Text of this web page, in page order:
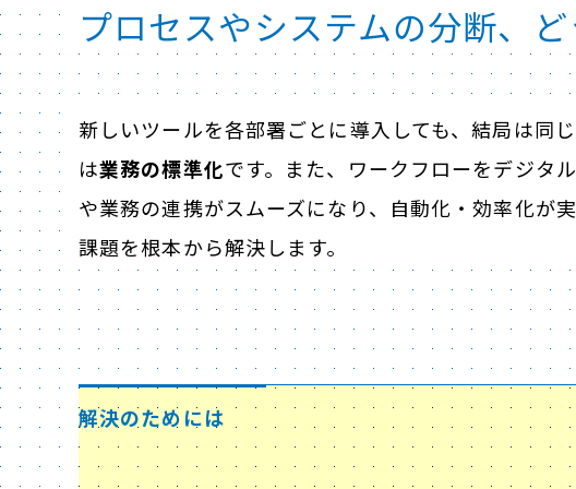
プロセスやシステムの分断、
新しいツールを各部署ごとに導入しても、結局は同
は業務の標準化です。また、ワークフローをデジタ
や業務の連携がスムーズになり、自動化・効率化が
課題を根本から解決します。
解決のためには